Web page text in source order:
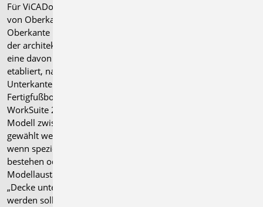
Für ViCADo wird ein Geschoss klassisch
von Oberkante Rohdecke bis
Oberkante Fertigfußboden definiert. In
der architektonischen Praxis hat sich
eine davon abweichende Definition
etabliert, nach der ein Geschoss von
Unterkante Rohdecke bis Unterkante
Fertigfußboden reicht. Mit der mb
WorkSuite 2025 kann für ein ViCADo-
Modell zwischen beiden Varianten
gewählt werden. Dies ist von Vorteil,
wenn spezielle Anforderungen
bestehen oder im Falle eines IFC-
Modellaustausches ein Modell mit
„Decke unten“ als Grundlage verwendet
werden soll.